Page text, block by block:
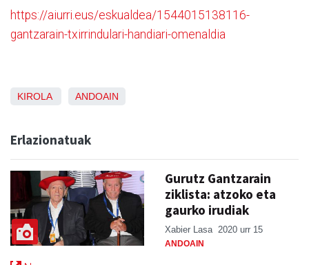
https://aiurri.eus/eskualdea/1544015138116-
gantzarain-txirrindulari-handiari-omenaldia
KIROLA ANDOAIN
Erlazionatuak
Gurutz Gantzarain
ziklista: atzoko eta
gaurko irudiak
Xabier Lasa 2020 urr 15
ANDOAIN